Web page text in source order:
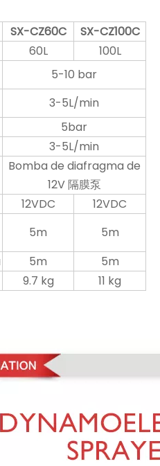
SX-CZ60C
SX-CZ100C
60L
100L
5-10 bar
3-5L/min
5bar
3-5L/min
Bomba de diafragma de
12V 隔膜泵
12VDC
12VDC
5m
5m
5m
5m
9.7 kg 11 kg